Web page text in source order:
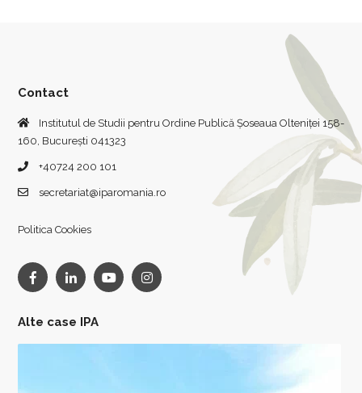
Contact
Institutul de Studii pentru Ordine Publică Șoseaua Olteniței 158-
160, București 041323
+40724 200 101
secretariat@iparomania.ro
Politica Cookies
Alte case IPA